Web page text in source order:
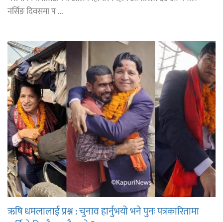
नर्सिङ दिवसमा प ...
ऋषि धमलालाई प्रश्न : चुनाव हार्नुभयो भने पुनः पत्रकारितामा